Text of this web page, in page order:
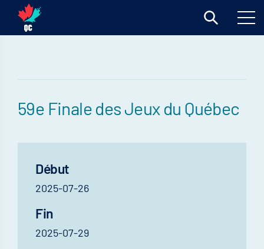
59e Finale des Jeux du Québec
Début
2025-07-26
Fin
2025-07-29